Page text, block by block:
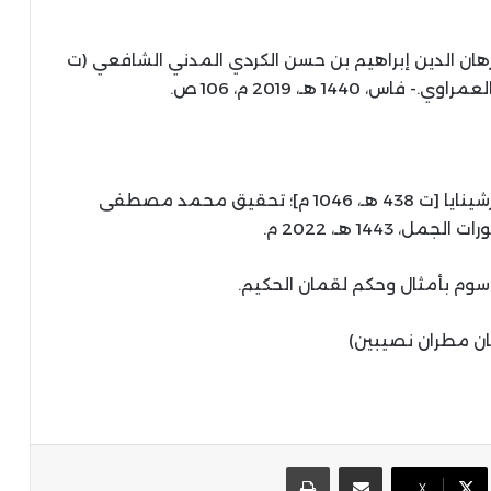
الدين إبراهيم بن حسن الكردي المدني الشافعي (ت
/ إيليا بن عيسى بارشينايا [ت 438 هـ، 1046 م]؛ تحقيق محمد مصطفى
1443 هـ، 2022 م.
بأمثال وحكم لقمان الحكيم.
مطران نصيبين)
مشاركة عبر البريد